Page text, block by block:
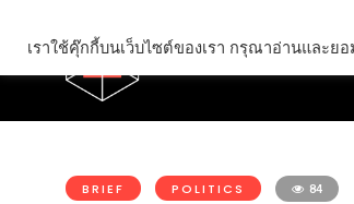
BRIEF POLITICS 84
เราใช้คุ๊กกี้บนเว็บไซต์ของเรา กรุณาอ่านและย